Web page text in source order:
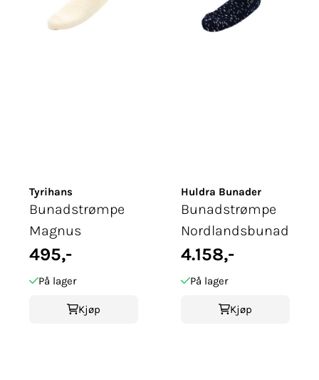
Tyrihans
Bunadstrømpe
Magnus
495,-
På lager
Kjøp
Huldra Bunader
Bunadstrømpe
Nordlandsbunad
4.158,-
På lager
Kjøp